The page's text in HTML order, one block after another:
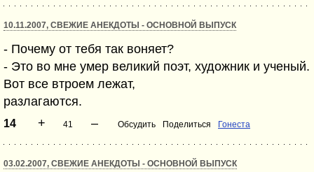
10.11.2007, СВЕЖИЕ АНЕКДОТЫ - ОСНОВНОЙ ВЫПУСК
- Почему от тебя так воняет?
- Это во мне умер великий поэт, художник и ученый.
Вот все втроем лежат,
разлагаются.
14 + 41 – Обсудить Поделиться Гонеста
03.02.2007, СВЕЖИЕ АНЕКДОТЫ - ОСНОВНОЙ ВЫПУСК